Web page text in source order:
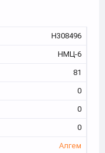
Н308496
НМЦ-6
81
0
0
0
Алгем